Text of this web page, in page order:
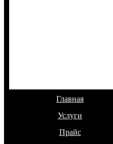
Главная
Услуги
Прайс